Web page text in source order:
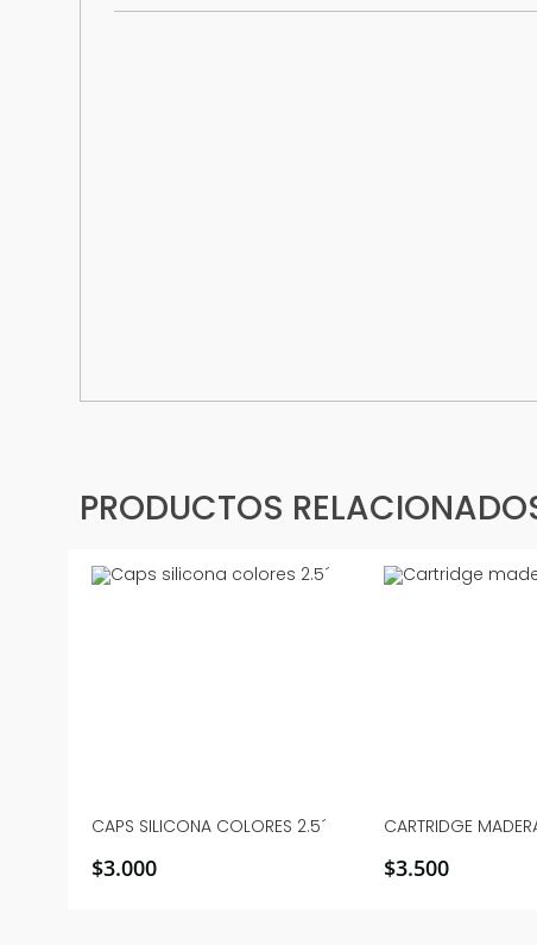
PRODUCTOS
CAPS SILICONA COLORES 2.5´
$3.000
CARTRIDGE
$3.500